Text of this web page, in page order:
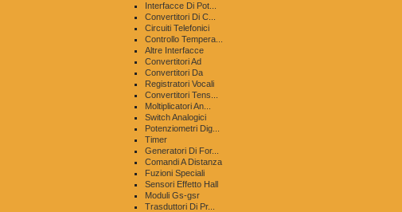
Interfacce Di Pot...
Convertitori Di C...
Circuiti Telefonici
Controllo Tempera...
Altre Interfacce
Convertitori Ad
Convertitori Da
Registratori Vocali
Convertitori Tens...
Moltiplicatori An...
Switch Analogici
Potenziometri Dig...
Timer
Generatori Di For...
Comandi A Distanza
Fuzioni Speciali
Sensori Effetto Hall
Moduli Gs-gsr
Trasduttori Di Pr...